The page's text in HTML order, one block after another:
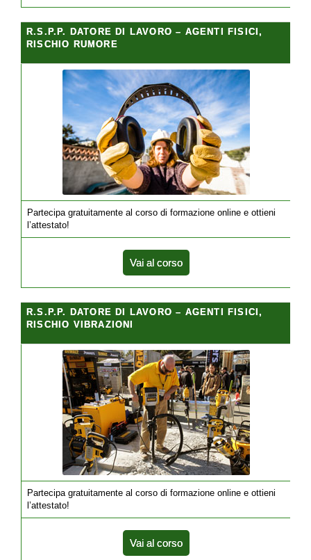
R.S.P.P. DATORE DI LAVORO – AGENTI FISICI,
RISCHIO RUMORE
Partecipa gratuitamente al corso di formazione online e ottieni
l’attestato!
Vai al corso
R.S.P.P. DATORE DI LAVORO – AGENTI FISICI,
RISCHIO VIBRAZIONI
Partecipa gratuitamente al corso di formazione online e ottieni
l’attestato!
Vai al corso